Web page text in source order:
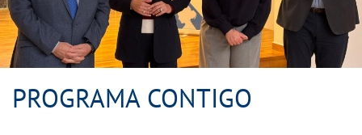
PROGRAMA CONTIGO